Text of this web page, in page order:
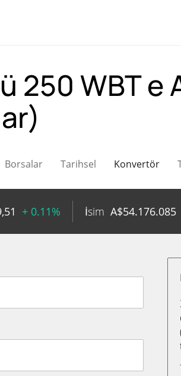
WBT e
Borsalar Tarihsel Konvertör
+ 0.11% İsim A$54.176.085